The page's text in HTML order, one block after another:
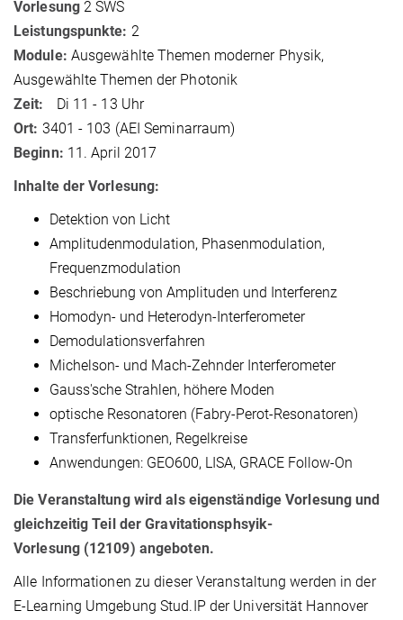
Vorlesung2 SWS
Leistungspunkte: 2
Module: Ausgewählte Themen moderner Physik,
Ausgewählte Themen der Photonik
Zeit: Di 11 - 13 Uhr
Ort: 3401 - 103 (AEI Seminarraum)
Beginn: 11. April 2017
Inhalte der Vorlesung:
Detektion von Licht
Amplitudenmodulation, Phasenmodulation,
Frequenzmodulation
Beschriebung von Amplituden und Interferenz
Homodyn- und Heterodyn-Interferometer
Demodulationsverfahren
Michelson- und Mach-Zehnder Interferometer
Gauss'sche Strahlen, höhere Moden
optische Resonatoren (Fabry-Perot-Resonatoren)
Transferfunktionen, Regelkreise
Anwendungen: GEO600, LISA, GRACE Follow-On
Die Veranstaltung wird als eigenständige Vorlesung und
gleichzeitig Teil der Gravitationsphsyik-
Vorlesung (12109) angeboten.
Alle Informationen zu dieser Veranstaltung werden in der
E-Learning Umgebung Stud.IP der Universität Hannover